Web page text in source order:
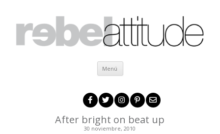
Menú Ir al contenido
After bright on beat up
30 noviembre, 2010